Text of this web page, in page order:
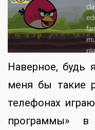
Наверное, будь
меня бы такие
телефонах
программы» в